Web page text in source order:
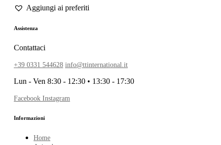
Assistenza
Contattaci
+39 0331 544628 info@ttinternational.it
Lun - Ven 8:30 - 12:30 • 13:30 - 17:30
Facebook Instagram
Informazioni
Home